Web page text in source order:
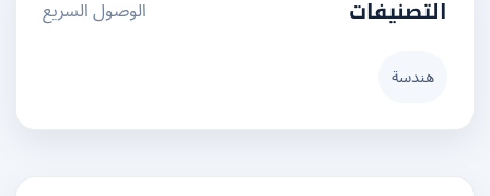
التصنيفات الوصول السريع
هندسة